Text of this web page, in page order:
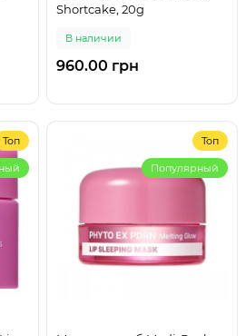
Shortcake, 20g
В наличии
960.00 грн
Топ Топ
Популярный